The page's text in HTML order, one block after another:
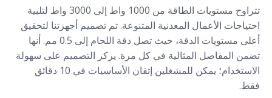
تتراوح مستويات الطاقة من 1000 واط إلى 3000 واط لتلبية
احتياجات الأعمال المعدنية المتنوعة. تم تصميم أجهزتنا لتحقيق
أعلى مستويات الدقة، حيث تصل دقة اللحام إلى 0.5 مم. أنها
تضمن المفاصل المثالية في كل مرة. يركز التصميم على سهولة
الاستخدام؛ يمكن للمشغلين إتقان الأساسيات في 10 دقائق
فقط.